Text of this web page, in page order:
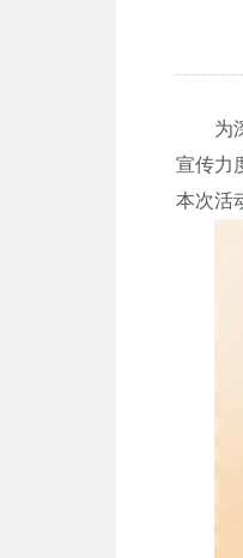
为
宣传力
本次活